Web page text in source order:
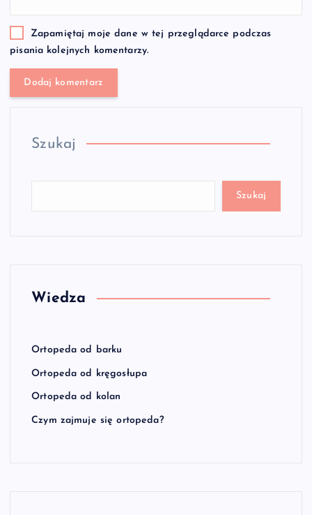
Zapamiętaj moje dane w tej przeglądarce podczas
pisania kolejnych komentarzy.
Szukaj
Szukaj
Wiedza
Ortopeda od barku
Ortopeda od kręgosłupa
Ortopeda od kolan
Czym zajmuje się ortopeda?